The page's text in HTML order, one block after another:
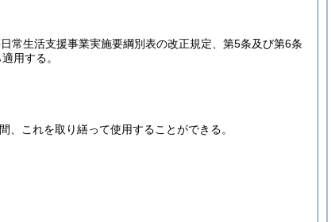
常生活支援事業実施要綱別表の改正規定、第5条及び第6条
用する。
これを取り繕って使用することができる。